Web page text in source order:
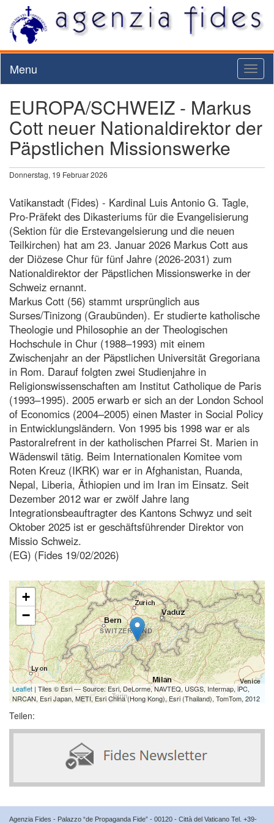
Menu
EUROPA/SCHWEIZ - Markus
Cott neuer Nationaldirektor der
Päpstlichen Missionswerke
Donnerstag, 19 Februar 2026
Vatikanstadt (Fides) - Kardinal Luis Antonio G. Tagle,
Pro-Präfekt des Dikasteriums für die Evangelisierung
(Sektion für die Erstevangelsierung und die neuen
Teilkirchen) hat am 23. Januar 2026 Markus Cott aus
der Diözese Chur für fünf Jahre (2026-2031) zum
Nationaldirektor der Päpstlichen Missionswerke in der
Schweiz ernannt.
Markus Cott (56) stammt ursprünglich aus
Surses/Tinizong (Graubünden). Er studierte katholische
Theologie und Philosophie an der Theologischen
Hochschule in Chur (1988–1993) mit einem
Zwischenjahr an der Päpstlichen Universität Gregoriana
in Rom. Darauf folgten zwei Studienjahre in
Religionswissenschaften am Institut Catholique de Paris
(1993–1995). 2005 erwarb er sich an der London School
of Economics (2004–2005) einen Master in Social Policy
in Entwicklungsländern. Von 1995 bis 1998 war er als
Pastoralrefrent in der katholischen Pfarrei St. Marien in
Wädenswil tätig. Beim Internationalen Komitee vom
Roten Kreuz (IKRK) war er in Afghanistan, Ruanda,
Nepal, Liberia, Äthiopien und im Iran im Einsatz. Seit
Dezember 2012 war er zwölf Jahre lang
Integrationsbeauftragter des Kantons Schwyz und seit
Oktober 2025 ist er geschäftsführender Direktor von
Missio Schweiz.
(EG) (Fides 19/02/2026)
+
−
Leaflet | Tiles © Esri — Source: Esri, DeLorme, NAVTEQ, USGS, Intermap, iPC,
NRCAN, Esri Japan, METI, Esri China (Hong Kong), Esri (Thailand), TomTom, 2012
Teilen:
Agenzia Fides - Palazzo “de Propaganda Fide” - 00120 - Città del Vaticano Tel. +39-